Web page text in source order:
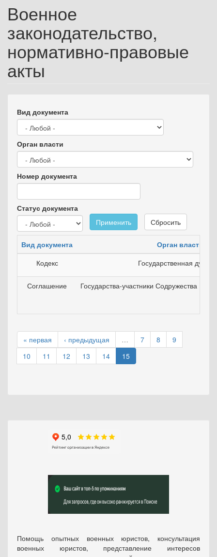
Военное
законодательство,
нормативно-правовые
акты
Вид документа
Орган власти
Номер документа
Статус документа
Применить
Сбросить
Вид документа
Орган власти
Кодекс
Государственная дума
Соглашение Государства-участники Содружества
« первая ‹ предыдущая … 7 8
9
10
11 12 13 14 15
Помощь опытных военных юристов, консультация
военных юристов, представление интересов